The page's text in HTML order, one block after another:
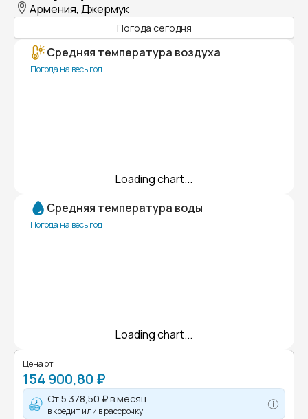
Армения, Джермук
Погода сегодня
Средняя температура воздуха
Погода на весь год
Loading chart...
Средняя температура воды
Погода на весь год
Loading chart...
Цена от
154 900,80 ₽
От5 378,50 ₽в месяц
в кредит или в рассрочку